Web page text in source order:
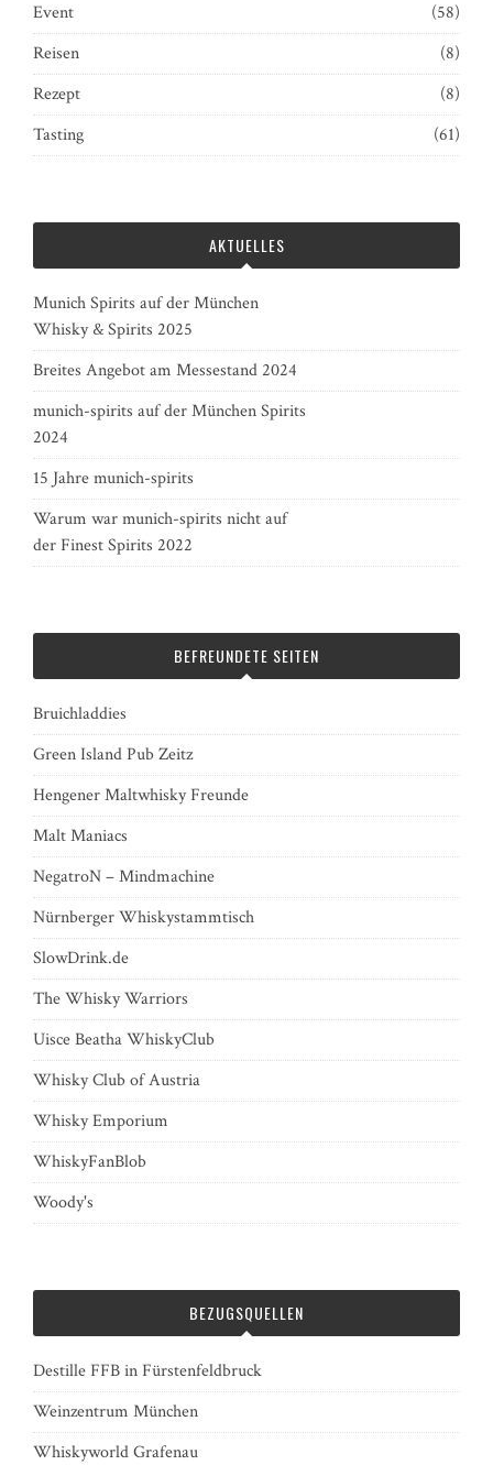
Event
(58)
Reisen
(8)
Rezept
(8)
Tasting
(61)
AKTUELLES
Munich Spirits auf der München
Whisky & Spirits 2025
Breites Angebot am Messestand 2024
munich-spirits auf der München Spirits
2024
15 Jahre munich-spirits
Warum war munich-spirits nicht auf
der Finest Spirits 2022
BEFREUNDETE SEITEN
Bruichladdies
Green Island Pub Zeitz
Hengener Maltwhisky Freunde
Malt Maniacs
NegatroN – Mindmachine
Nürnberger Whiskystammtisch
SlowDrink.de
The Whisky Warriors
Uisce Beatha WhiskyClub
Whisky Club of Austria
Whisky Emporium
WhiskyFanBlob
Woody's
BEZUGSQUELLEN
Destille FFB in Fürstenfeldbruck
Weinzentrum München
Whiskyworld Grafenau